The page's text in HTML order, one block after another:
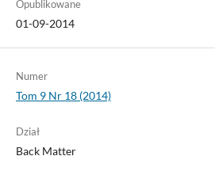
Opublikowane
01-09-2014
Numer
Tom 9 Nr 18 (2014)
Dział
Back Matter